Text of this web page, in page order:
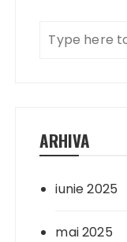
ARHIVA
iunie 2025
mai 2025